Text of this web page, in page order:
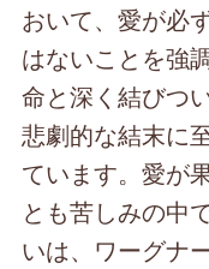
おいて、愛が必
はないことを強
命と深く結びつ
悲劇的な結末に
ています。愛が
とも苦しみの中
いは、ワーグナ